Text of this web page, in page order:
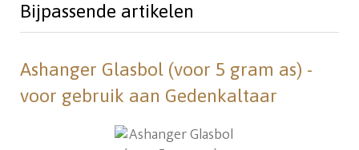
Bijpassende artikelen
Ashanger Glasbol (voor 5 gram as) -
voor gebruik aan Gedenkaltaar